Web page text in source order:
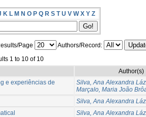
K L M N O P Q R S T U V W X Y Z
Page
Authors/Record:
1 to 10 of 10
Author(s)
e experiências de
Silva, Ana Alexandra
Marçalo, Maria João
Silva, Ana Alexandra
Silva, Ana Alexandra